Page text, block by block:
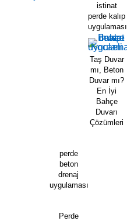
istinat
perde kalıp
uygulaması
Taş Duvar
mı, Beton
Duvar mı?
En İyi
Bahçe
Duvarı
Çözümleri
perde
beton
drenaj
uygulaması
Perde